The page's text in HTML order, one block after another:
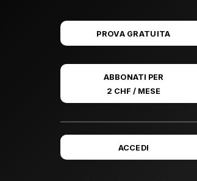
PROVA GRATUITA
ABBONATI PER
2 CHF / MESE
ACCEDI